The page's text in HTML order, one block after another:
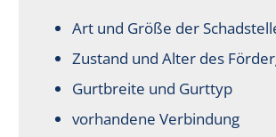
Art und Größe der
Zustand und Alter des
Gurtbreite und Gurttyp
vorhandene Verbindung